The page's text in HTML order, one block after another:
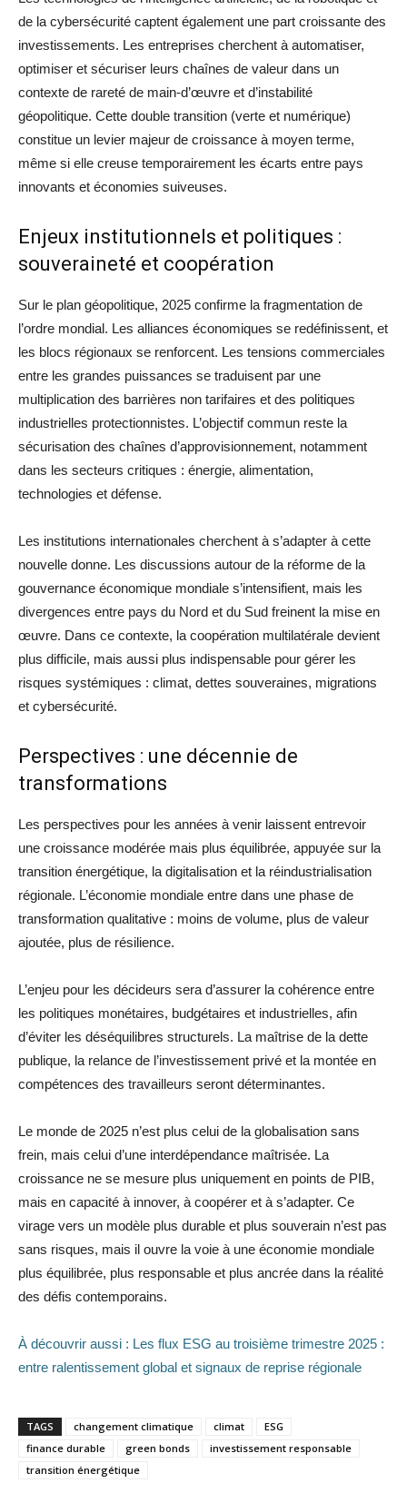
de la cybersécurité captent également une part croissante des
investissements. Les entreprises cherchent à automatiser,
optimiser et sécuriser leurs chaînes de valeur dans un
contexte de rareté de main-d’œuvre et d’instabilité
géopolitique. Cette double transition (verte et numérique)
constitue un levier majeur de croissance à moyen terme,
même si elle creuse temporairement les écarts entre pays
innovants et économies suiveuses.
Enjeux institutionnels et politiques :
souveraineté et coopération
Sur le plan géopolitique, 2025 confirme la fragmentation de
l’ordre mondial. Les alliances économiques se redéfinissent, et
les blocs régionaux se renforcent. Les tensions commerciales
entre les grandes puissances se traduisent par une
multiplication des barrières non tarifaires et des politiques
industrielles protectionnistes. L’objectif commun reste la
sécurisation des chaînes d’approvisionnement, notamment
dans les secteurs critiques : énergie, alimentation,
technologies et défense.
Les institutions internationales cherchent à s’adapter à cette
nouvelle donne. Les discussions autour de la réforme de la
gouvernance économique mondiale s’intensifient, mais les
divergences entre pays du Nord et du Sud freinent la mise en
œuvre. Dans ce contexte, la coopération multilatérale devient
plus difficile, mais aussi plus indispensable pour gérer les
risques systémiques : climat, dettes souveraines, migrations
et cybersécurité.
Perspectives : une décennie de
transformations
Les perspectives pour les années à venir laissent entrevoir
une croissance modérée mais plus équilibrée, appuyée sur la
transition énergétique, la digitalisation et la réindustrialisation
régionale. L’économie mondiale entre dans une phase de
transformation qualitative : moins de volume, plus de valeur
ajoutée, plus de résilience.
L’enjeu pour les décideurs sera d’assurer la cohérence entre
les politiques monétaires, budgétaires et industrielles, afin
d’éviter les déséquilibres structurels. La maîtrise de la dette
publique, la relance de l’investissement privé et la montée en
compétences des travailleurs seront déterminantes.
Le monde de 2025 n’est plus celui de la globalisation sans
frein, mais celui d’une interdépendance maîtrisée. La
croissance ne se mesure plus uniquement en points de PIB,
mais en capacité à innover, à coopérer et à s’adapter. Ce
virage vers un modèle plus durable et plus souverain n’est pas
sans risques, mais il ouvre la voie à une économie mondiale
plus équilibrée, plus responsable et plus ancrée dans la réalité
des défis contemporains.
À découvrir aussi : Les flux ESG au troisième trimestre 2025 :
entre ralentissement global et signaux de reprise régionale
TAGS changement climatique climat
ESG
finance durable
green bonds
investissement responsable
transition énergétique